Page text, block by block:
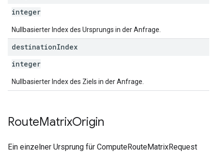
integer
Nullbasierter Index des Ursprungs in der Anfrage.
destinationIndex
integer
Nullbasierter Index des Ziels in der Anfrage.
RouteMatrixOrigin
Ein einzelner Ursprung für ComputeRouteMatrixRequest